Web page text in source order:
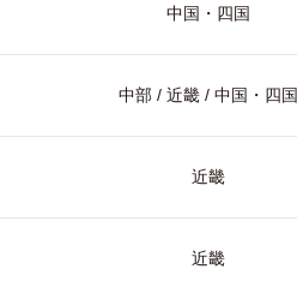
中国・四国
中部 / 近畿 / 中国・四国
近畿
近畿